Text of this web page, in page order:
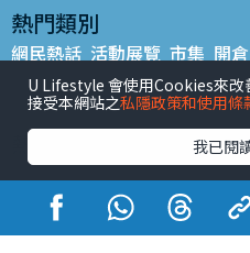
熱門類別
網民熱話 活動展覽 市集 開倉
銅鑼灣好去處 元朗好去處 荃
餐廳情報 戶外郊遊
熱門標籤
#UGO搵好去處 #人氣活動推
#親子玩樂好去處
#UJetso禮物放送
U Lifestyle 會使用Cookies來改
接受本網站之私隱政策和使用條
我已閱